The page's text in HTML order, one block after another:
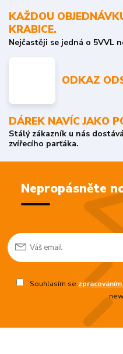
KAŽDOU
KRABICE.
Nejčastěji se jedná o 5VVL
ODKAZ
DÁREK NAVÍC JAKO
Stálý zákazník u nás
zvířecího parťáka.
Nepropásněte
Souhlasím se